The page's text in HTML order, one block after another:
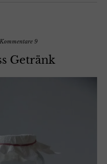
Kommentare 9
Getränk